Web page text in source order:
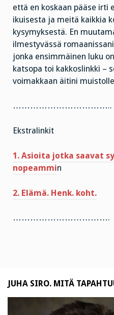
että en koskaan pääse irti
ikuisesta ja meitä kaikkia
kysymyksestä. En
ilmestyvässä
jonka ensimmäinen luku
katsopa toi kakkoslinkki –
voimakkaan äitini
……………………………..
Ekstralinkit
1. Asioita jotka saavat
nopeammin
2. Elämä. Henk. koht.
…………………………….
JUHA SIRO. MITÄ